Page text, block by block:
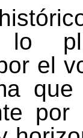
lo
el